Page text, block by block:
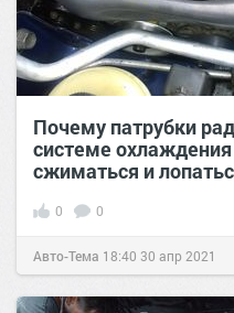
Почему патрубки
системе
сжиматься и
0 0
Авто-Тема 18:40 30 апр 2021